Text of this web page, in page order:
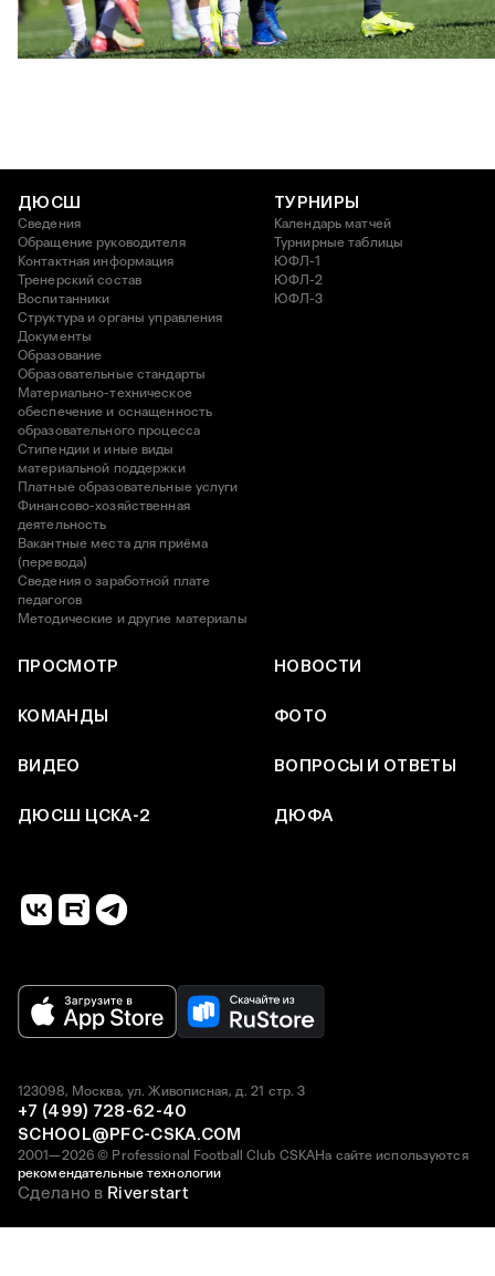
ЮФЛ U17 | ПФК ЦСКА - Акрон - Академия Коноплёва
26 АПРЕЛЯ 2026 18:11
ДЮСШ
Сведения
Обращение руководителя
Контактная информация
Тренерский состав
Воспитанники
Структура и органы управления
Документы
Образование
Образовательные стандарты
Материально-техническое
обеспечение и оснащенность
образовательного процесса
Стипендии и иные виды
материальной поддержки
Платные образовательные услуги
Финансово-хозяйственная
деятельность
Вакантные места для приёма
(перевода)
Сведения о заработной плате
педагогов
Методические и другие материалы
ТУРНИРЫ
Календарь матчей
Турнирные таблицы
ЮФЛ-1
ЮФЛ-2
ЮФЛ-3
ПРОСМОТР НОВОСТИ
КОМАНДЫ ФОТО
ВИДЕО ВОПРОСЫ И ОТВЕТЫ
ДЮСШ ЦСКА-2 ДЮФА
2001—2026 © Professional Football Club CSKAНа сайте используются
рекомендательные технологии
123098, Москва, ул. Живописная, д. 21 стр. 3
+7 (499) 728-62-40
SCHOOL@PFC-CSKA.COM
Сделано в Riverstart